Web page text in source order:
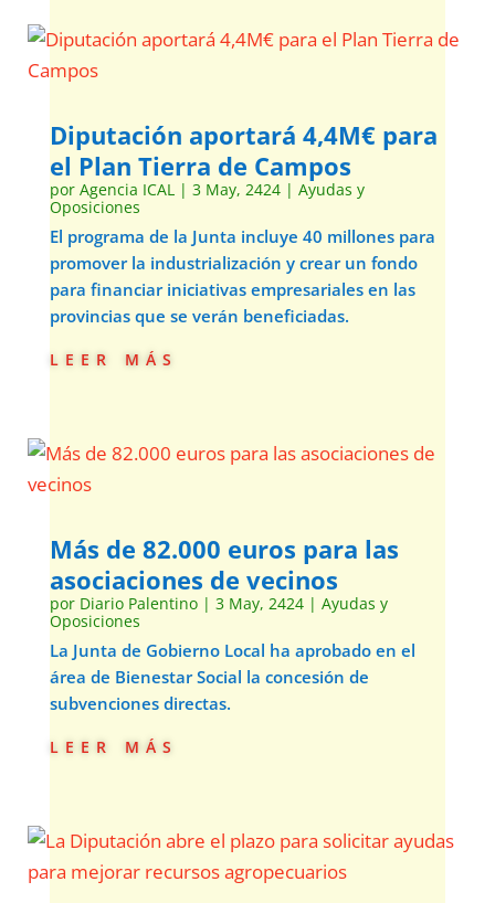
Diputación aportará 4,4M€ para
el Plan Tierra de Campos
por Agencia ICAL| 3 May, 2424| Ayudas y
Oposiciones
El programa de la Junta incluye 40 millones para
promover la industrialización y crear un fondo
para financiar iniciativas empresariales en las
provincias que se verán beneficiadas.
leer más
Más de 82.000 euros para las
asociaciones de vecinos
por Diario Palentino| 3 May, 2424| Ayudas y
Oposiciones
La Junta de Gobierno Local ha aprobado en el
área de Bienestar Social la concesión de
subvenciones directas.
leer más